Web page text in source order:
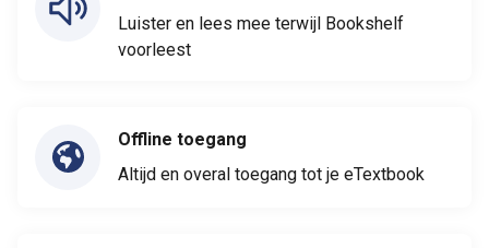
Luister en lees mee terwijl Bookshelf
voorleest
Offline toegang
Altijd en overal toegang tot je eTextbook